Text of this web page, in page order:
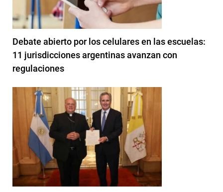
Debate abierto por los celulares en las escuelas:
11 jurisdicciones argentinas avanzan con
regulaciones